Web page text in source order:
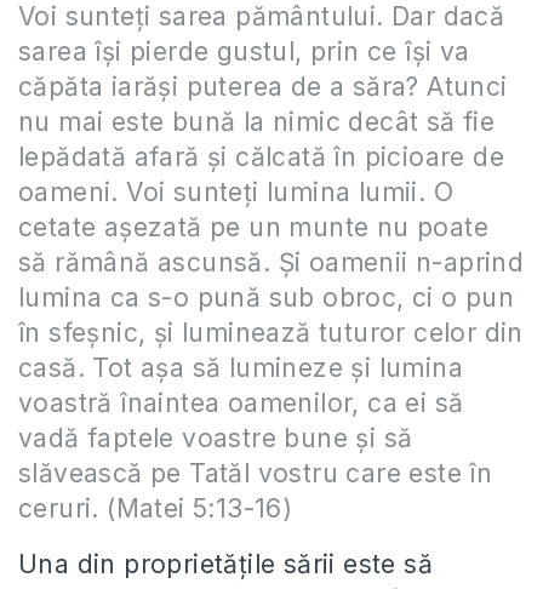
Voi sunteţi sarea pământului. Dar dacă
sarea îşi pierde gustul, prin ce îşi va
căpăta iarăşi puterea de a săra? Atunci
nu mai este bună la nimic decât să fie
lepădată afară şi călcată în picioare de
oameni. Voi sunteţi lumina lumii. O
cetate aşezată pe un munte nu poate
să rămână ascunsă. Şi oamenii n-aprind
lumina ca s-o pună sub obroc, ci o pun
în sfeşnic, şi luminează tuturor celor din
casă. Tot aşa să lumineze şi lumina
voastră înaintea oamenilor, ca ei să
vadă faptele voastre bune şi să
slăvească pe Tatăl vostru care este în
ceruri. (Matei 5:13-16)
Una din proprietățile sării este să